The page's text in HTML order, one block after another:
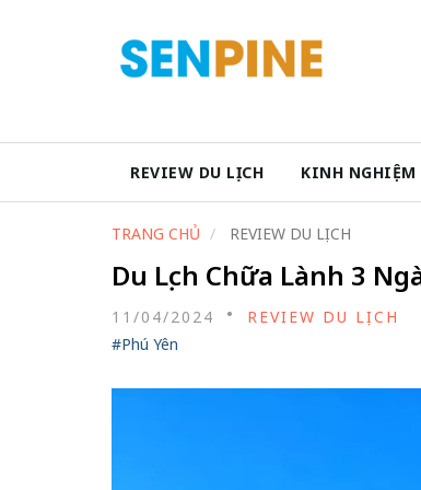
REVIEW DU LỊCH KINH NGHIỆM
TRANG CHỦ REVIEW DU LỊCH
Du Lịch Chữa Lành 3
11/04/2024
REVIEW DU LỊCH
#Phú Yên